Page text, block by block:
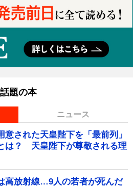
話題の本
ニュース
された天皇陛下を「最前列」
は？ 天皇陛下が尊敬される理
高放射線…9人の若者が死んだ